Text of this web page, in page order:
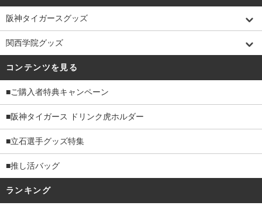
阪神タイガースグッズ
関西学院グッズ
コンテンツを見る
■ご購入者特典キャンペーン
■阪神タイガース ドリンク虎ホルダー
■立石選手グッズ特集
■推し活バッグ
ランキング